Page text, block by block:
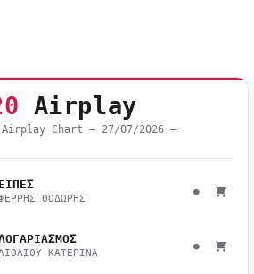
Airplay
Chart — 27/07/2026 –
ΕΙΠΕΣ
ΘΟΔΩΡΗΣ
●
ΚΑΤΕΡΙΝΑ
●